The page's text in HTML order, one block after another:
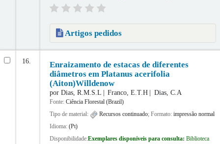
Artigos pedidos
16.
Enraizamento de estacas de diferentes
diâmetros em Platanus acerifolia
(Aiton)Willdenow
por Dias, R.M.S.L Franco, E.T.H Dias, C.A
Fonte: Ciência Florestal (Brazil)
Tipo de material:
Recursos continuado; Formato: impressão normal
Idioma: (Pt)
Disponibilidade:Exemplares disponíveis para consulta: Biblioteca